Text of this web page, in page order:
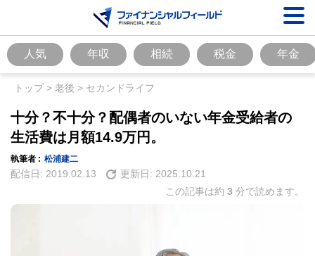
人気 年収 相続 税金 年金
トップ> 老後 > セカンドライフ
十分？不十分？配偶者のいない年金受給者の
生活費は月額14.9万円。
執筆者 : 松浦建二
配信日: 2019.02.13 更新日: 2025.10.21
この記事は約 3 分で読めます。